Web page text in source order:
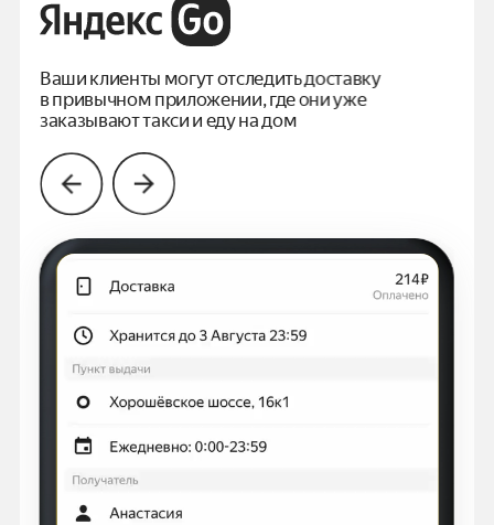
Ваши клиенты могут отследить доставку
в привычном приложении, где они уже
заказывают такси и еду на дом